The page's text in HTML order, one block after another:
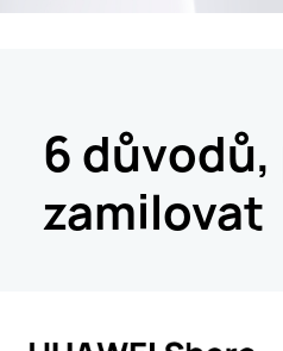
6
zamilovat